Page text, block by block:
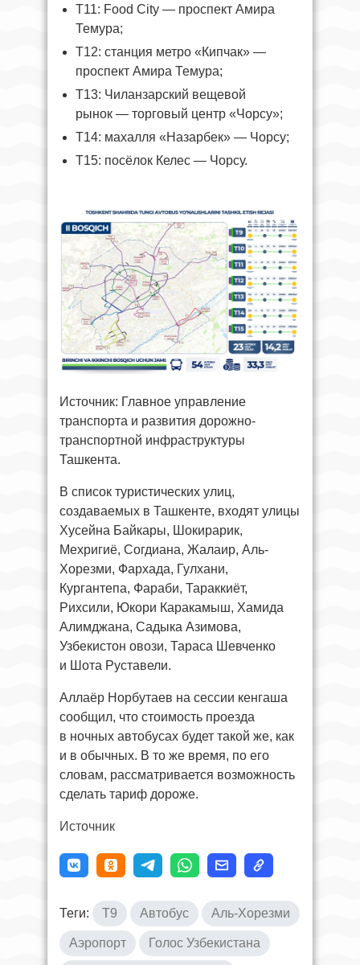
T11: Food City — проспект Амира
Темура;
T12: станция метро «Кипчак» —
проспект Амира Темура;
T13: Чиланзарский вещевой
рынок — торговый центр «Чорсу»;
T14: махалля «Назарбек» — Чорсу;
T15: посёлок Келес — Чорсу.
Источник: Главное управление
транспорта и развития дорожно-
транспортной инфраструктуры
Ташкента.
В список туристических улиц,
создаваемых в Ташкенте, входят улицы
Хусейна Байкары, Шокирарик,
Мехригиё, Согдиана, Жалаир, Аль-
Хорезми, Фархада, Гулхани,
Кургантепа, Фараби, Тараккиёт,
Рихсили, Юкори Каракамыш, Хамида
Алимджана, Садыка Азимова,
Узбекистон овози, Тараса Шевченко
и Шота Руставели.
Аллаёр Норбутаев на сессии кенгаша
сообщил, что стоимость проезда
в ночных автобусах будет такой же, как
и в обычных. В то же время, по его
словам, рассматривается возможность
сделать тариф дороже.
Источник
Теги: T9 Автобус Аль-Хорезми
Аэропорт Голос Узбекистана